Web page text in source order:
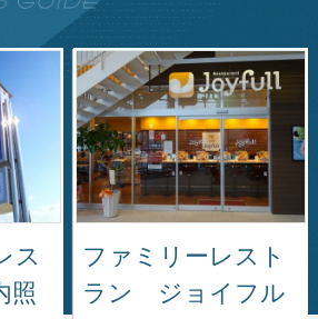
ス
照
ファミリーレスト
ラン ジョイフル